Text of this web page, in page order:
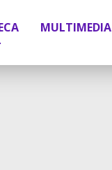
MULTIMEDIA